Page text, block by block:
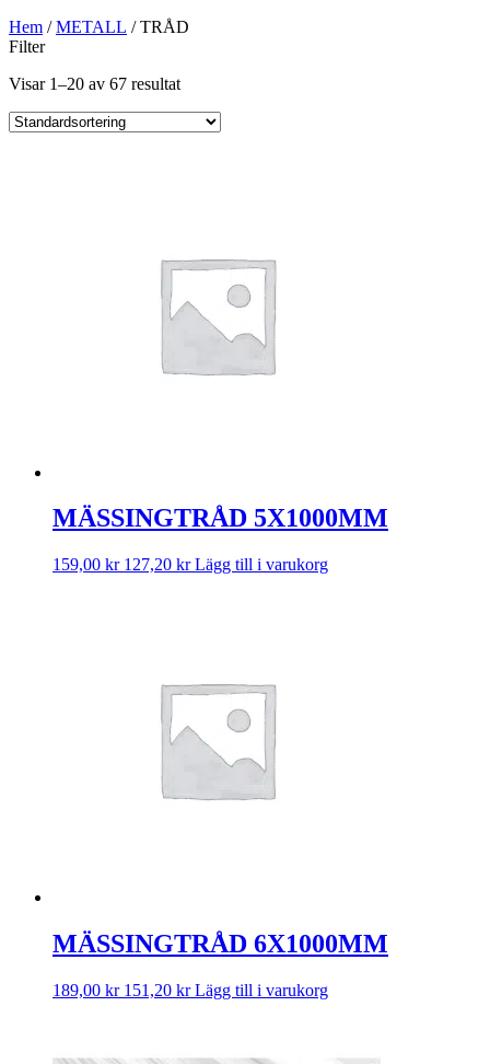
Hem /METALL / TRÅD
Filter
Visar 1–20 av 67 resultat
MÄSSINGTRÅD 5X1000MM
159,00 kr 127,20 kr Lägg till i varukorg
MÄSSINGTRÅD 6X1000MM
189,00 kr 151,20 kr Lägg till i varukorg